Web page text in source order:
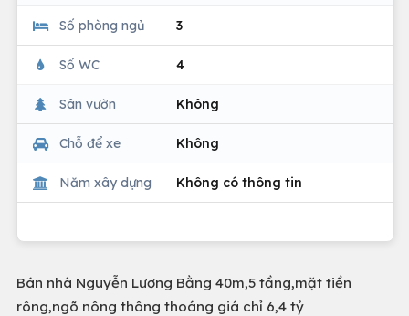
Số phòng ngủ 3
Số WC 4
Sân vườn Không
Chỗ để xe Không
Năm xây dựng Không có thông tin
Bán nhà Nguyễn Lương Bằng 40m,5 tầng,mặt tiền
rông,ngõ nông thông thoáng giá chỉ 6,4 tỷ